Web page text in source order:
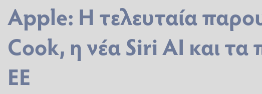
Apple: H τελευταία
Cook, η νέα Siri AI και
ΕΕ